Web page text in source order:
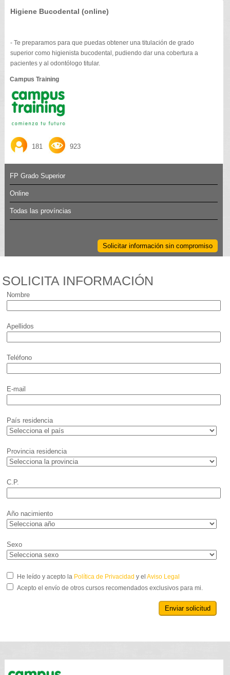
Higiene Bucodental (online)
- Te preparamos para que puedas obtener una titulación de grado
superior como higienista bucodental, pudiendo dar una cobertura a
pacientes y al odontólogo titular.
Campus Training
181 923
FP Grado Superior
Online
Todas las províncias
Solicitar información sin compromiso
SOLICITA INFORMACIÓN
Nombre
Apellidos
Teléfono
E-mail
País residencia
Provincia residencia
C.P.
Año nacimiento
Sexo
He leído y acepto la Política de Privacidad y el Aviso Legal
Acepto el envío de otros cursos recomendados exclusivos para mi.
Enviar solicitud